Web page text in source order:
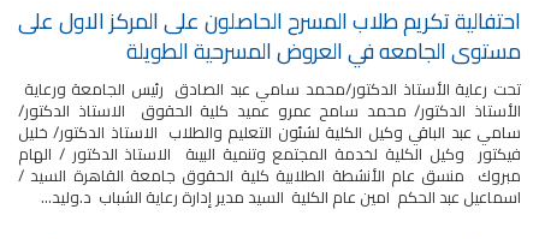
احتفالية تكريم طلاب المسرح الحاصلون على المركز الاول على
مستوى الجامعه في العروض المسرحية الطويلة
تحت رعاية الأستاذ الدكتور/محمد سامي عبد الصادق رئيس الجامعة ورعاية
الأستاذ الدكتور/ محمد سامح عمرو عميد كلية الحقوق الاستاذ الدكتور/
سامي عبد الباقي وكيل الكلية لشئون التعليم والطلاب الاستاذ الدكتور/ خليل
فيكتور وكيل الكلية لخدمة المجتمع وتنمية البيىة الاستاذ الدكتور / الهام
مبروك منسق عام الأنشطة الطلابية كلية الحقوق جامعة القاهرة السيد /
اسماعيل عبد الحكم امين عام الكلية السيد مدير إدارة رعاية الشباب د.وليد...